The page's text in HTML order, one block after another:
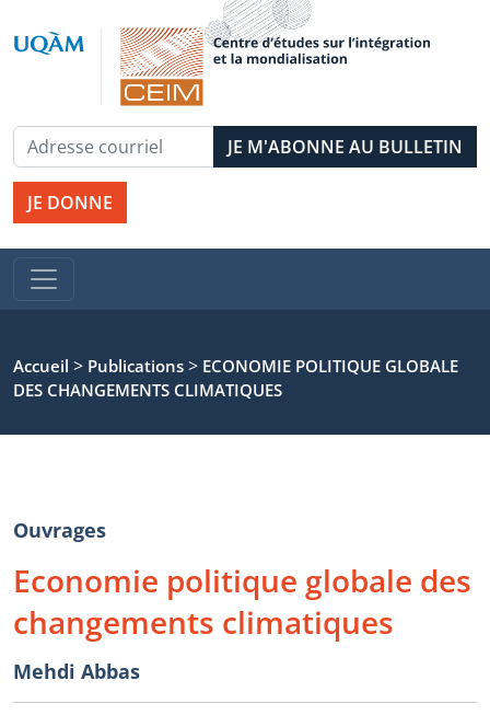
JE DONNE
Accueil > Publications > ECONOMIE POLITIQUE GLOBALE
DES CHANGEMENTS CLIMATIQUES
Ouvrages
Economie politique globale des
changements climatiques
Mehdi Abbas